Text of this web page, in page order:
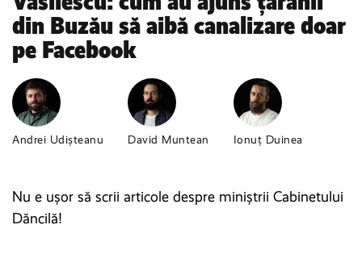
din Buzău să aibă canalizare doar
pe Facebook
Andrei Udișteanu David Muntean Ionuț Duinea
Nu e ușor să scrii articole despre miniștrii Cabinetului
Dăncilă!